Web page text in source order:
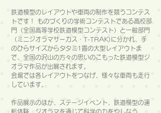
鉄道模型のレイアウトや車両の制作を競うコンテス
トです！ ものづくりの学術コンテストである高校部
門（全国高等学校鉄道模型コンテスト）と一般部門
（ミニジオラマサーカス・T-TRAK)に分かれ、手
のひらサイズからタタミ1畳の大型レイアウトま
で、全国の沢山の方々の思いのこもった鉄道模型ジ
オラマ作品が出展されます。
会場では各レイアウトをつなげ、様々な車両も走行
しています。
作品展示のほか、ステージイベント、鉄道模型の運
転体験、ジオラマを通じて科学の力をやしなう